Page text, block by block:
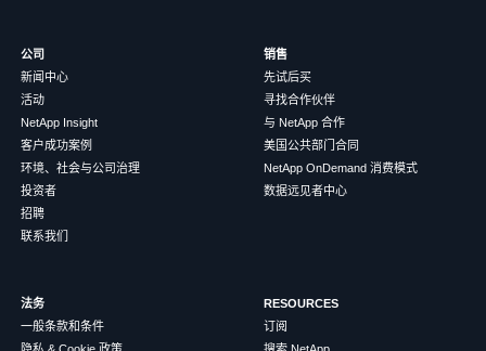
公司
新闻中心
活动
NetApp Insight
客户成功案例
环境、社会与公司治理
投资者
招聘
联系我们
销售
先试后买
寻找合作伙伴
与 NetApp 合作
美国公共部门合同
NetApp OnDemand 消费模式
数据远见者中心
法务
一般条款和条件
RESOURCES
订阅